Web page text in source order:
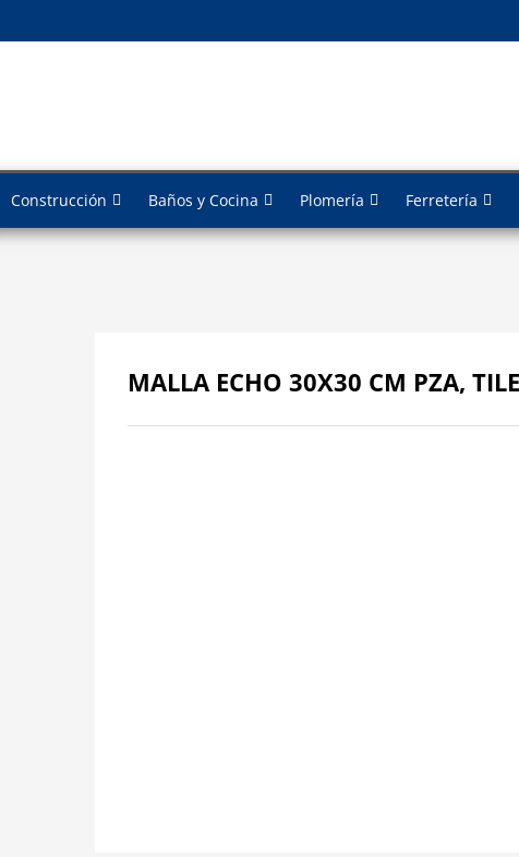
Construcción Baños y Cocina Plomería Ferretería
MALLA ECHO 30X30 CM PZA,